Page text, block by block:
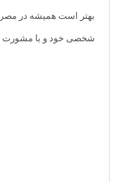
بهتر است همیشه در
شخصی خود و با مشورت